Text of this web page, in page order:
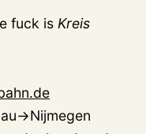
fuck is Kreis
>Nijmegen